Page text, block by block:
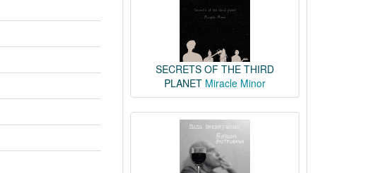
SECRETS OF THE THIRD
PLANET Miracle Minor